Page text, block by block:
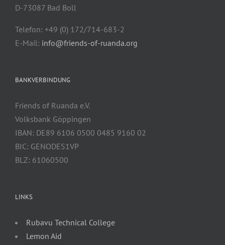
D-73087 Bad Boll
Telefon: +49 (0) 172/714-683-2
E-Mail: info@friends-of-ruanda.org
BANKVERBINDUNG
Friends of Ruanda e.V.
Volksbank Göppingen
IBAN: DE89 6106 0500 0485 9160 02
BIC: GENODES1VP
BLZ: 61060500
LINKS
Rubavu Technical College
Lemon Aid